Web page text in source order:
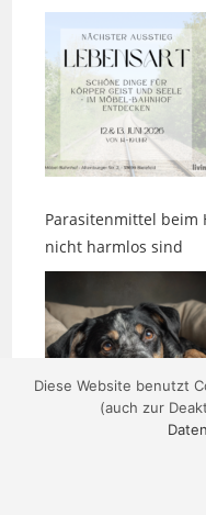
Parasitenmittel beim
Zwischen den
Diese Website benutzt
(auch zur